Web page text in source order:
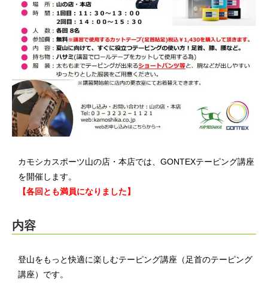
カモシカスポーツ山の店・本店では、GONTEXテーピング講座
を開催します。
【各回とも満員になりました】
内容
登山をもっと快適に楽しむテーピング講座（足首のテーピング
講座）です。